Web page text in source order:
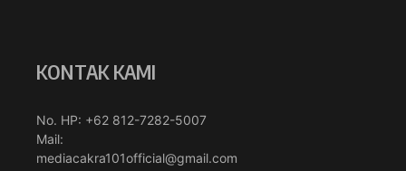
KONTAK KAMI
No. HP: +62 812-7282-5007
Mail:
mediacakra101official@gmail.com